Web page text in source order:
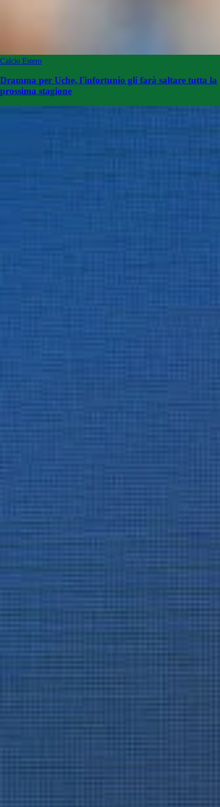
Calcio Estero
Dramma per Uche, l'infortunio gli farà saltare tutta la
prossima stagione